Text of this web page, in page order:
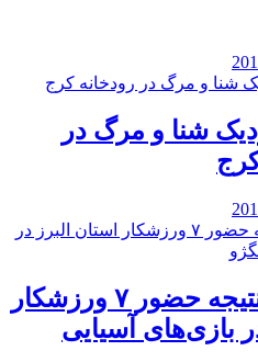
شنا و مرگ در
۲ مدال برنز نتیجه حضور ۷ ورزشکار
بازی‌های آسیایی